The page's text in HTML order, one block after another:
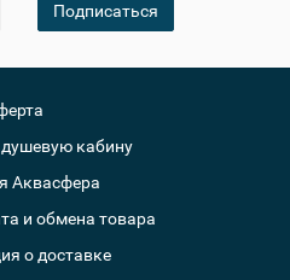
Подписаться
кабину
Аквасфера
и обмена товара
о доставке